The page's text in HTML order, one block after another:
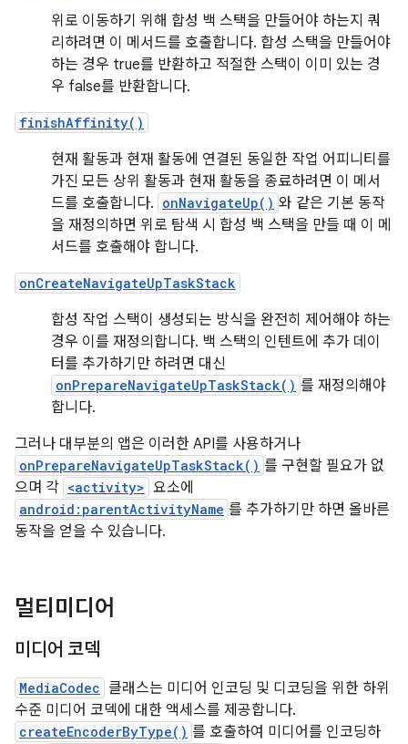
위로 이동하기 위해 합성 백 스택을 만들어야 하는지 쿼
리하려면 이 메서드를 호출합니다. 합성 스택을 만들어야
하는 경우 true를 반환하고 적절한 스택이 이미 있는 경
우 false를 반환합니다.
finishAffinity()
현재 활동과 현재 활동에 연결된 동일한 작업 어피니티를
가진 모든 상위 활동과 현재 활동을 종료하려면 이 메서
드를 호출합니다. onNavigateUp() 와 같은 기본 동작
을 재정의하면 위로 탐색 시 합성 백 스택을 만들 때 이 메
서드를 호출해야 합니다.
onCreateNavigateUpTaskStack
합성 작업 스택이 생성되는 방식을 완전히 제어해야 하는
경우 이를 재정의합니다. 백 스택의 인텐트에 추가 데이
터를 추가하기만 하려면 대신
onPrepareNavigateUpTaskStack() 를 재정의해야
합니다.
그러나 대부분의 앱은 이러한 API를 사용하거나
onPrepareNavigateUpTaskStack() 를 구현할 필요가 없
으며 각 <activity> 요소에
android:parentActivityName 를 추가하기만 하면 올바른
동작을 얻을 수 있습니다.
멀티미디어
미디어 코덱
MediaCodec 클래스는 미디어 인코딩 및 디코딩을 위한 하위
수준 미디어 코덱에 대한 액세스를 제공합니다.
createEncoderByType() 를 호출하여 미디어를 인코딩하